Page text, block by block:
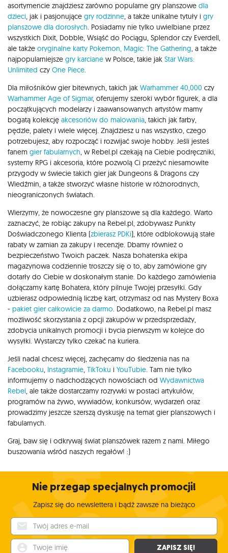
asortymencie znajdziesz zarówno popularne gry planszowe dla
dzieci, jak i pasjonujące gry rodzinne, a także unikalne tytuły i gry
planszowe dla dorosłych. Posiadamy nie tylko uwielbiane przez
wszystkich Dixit, Dobble, Wsiąść do Pociągu, Splendor czy Everdell,
ale także oryginalne karty Pokemon, Magic: The Gathering, a także
najpopularniejsze gry karciane w Polsce, takie jak Star Wars:
Unlimited czy One Piece.
Dla miłośników gier bitewnych, takich jak Warhammer 40,000 czy
Warhammer Age of Sigmar, oferujemy szeroki wybór figurek, a dla
początkujących modelarzy i zaawansowanych artystów mamy
bogatą kolekcję akcesoriów do malowania, takich jak farby,
pędzle, palety i wiele więcej. Znajdziesz u nas wszystko, czego
potrzebujesz, aby rozpocząć i rozwijać swoje hobby. Jeśli jesteś
fanem gier fabularnych, w Rebel.pl czekają na Ciebie podręczniki,
systemy RPG i akcesoria, które pozwolą Ci przeżyć niesamowite
przygody w świecie takich gier jak Dungeons & Dragons czy
Wiedźmin, a także stworzyć własne historie w różnorodnych,
nieograniczonych światach.
Wierzymy, że nowoczesne gry planszowe są dla każdego. Warto
zaznaczyć, że robiąc zakupy na Rebel.pl, zdobywasz Punkty
Doświadczonego Klienta (zbierasz PDKi), które odblokowują stałe
rabaty w zamian za zakupy i recenzje. Dbamy również o
bezpieczeństwo Twoich paczek. Nasza bohaterska ekipa
magazynowa codziennie troszczy się o to, aby zamówione gry
dotarły do Ciebie w doskonałym stanie. Do każdego zamówienia
dołączamy kartę Bohatera, który pilnuje Twojej przesyłki. Gdy
uzbierasz odpowiednią liczbę kart, otrzymasz od nas Mystery Boxa
- pakiet gier całkowicie za darmo. Dodatkowo, na Rebel.pl masz
możliwość skorzystania z opcji zakupów w przedsprzedaży,
zdobycia unikalnych promocji i bycia pierwszym w kolejce do
wysyłki. Wystarczy tylko czekać na kuriera.
Jeśli nadal chcesz więcej, zachęcamy do śledzenia nas na
Facebooku, Instagramie, TikToku i YouTubie. Tam nie tylko
informujemy o nadchodzących nowościach od Wydawnictwa
Rebel, ale także dostarczamy rozrywki w postaci artykułów,
programów na żywo, wywiadów, konkursów, wydarzeń oraz
prowadzimy jeszcze szerszą dyskusję na temat gier planszowych i
fabularnych.
Graj, baw się i odkrywaj świat planszówek razem z nami. Miłego
buszowania wśród naszych regałów! :)
Nie przegap specjalnych promocji!
Zapisz się do newslettera i bądź zawsze na bieżąco
ZAPISZ SIĘ!